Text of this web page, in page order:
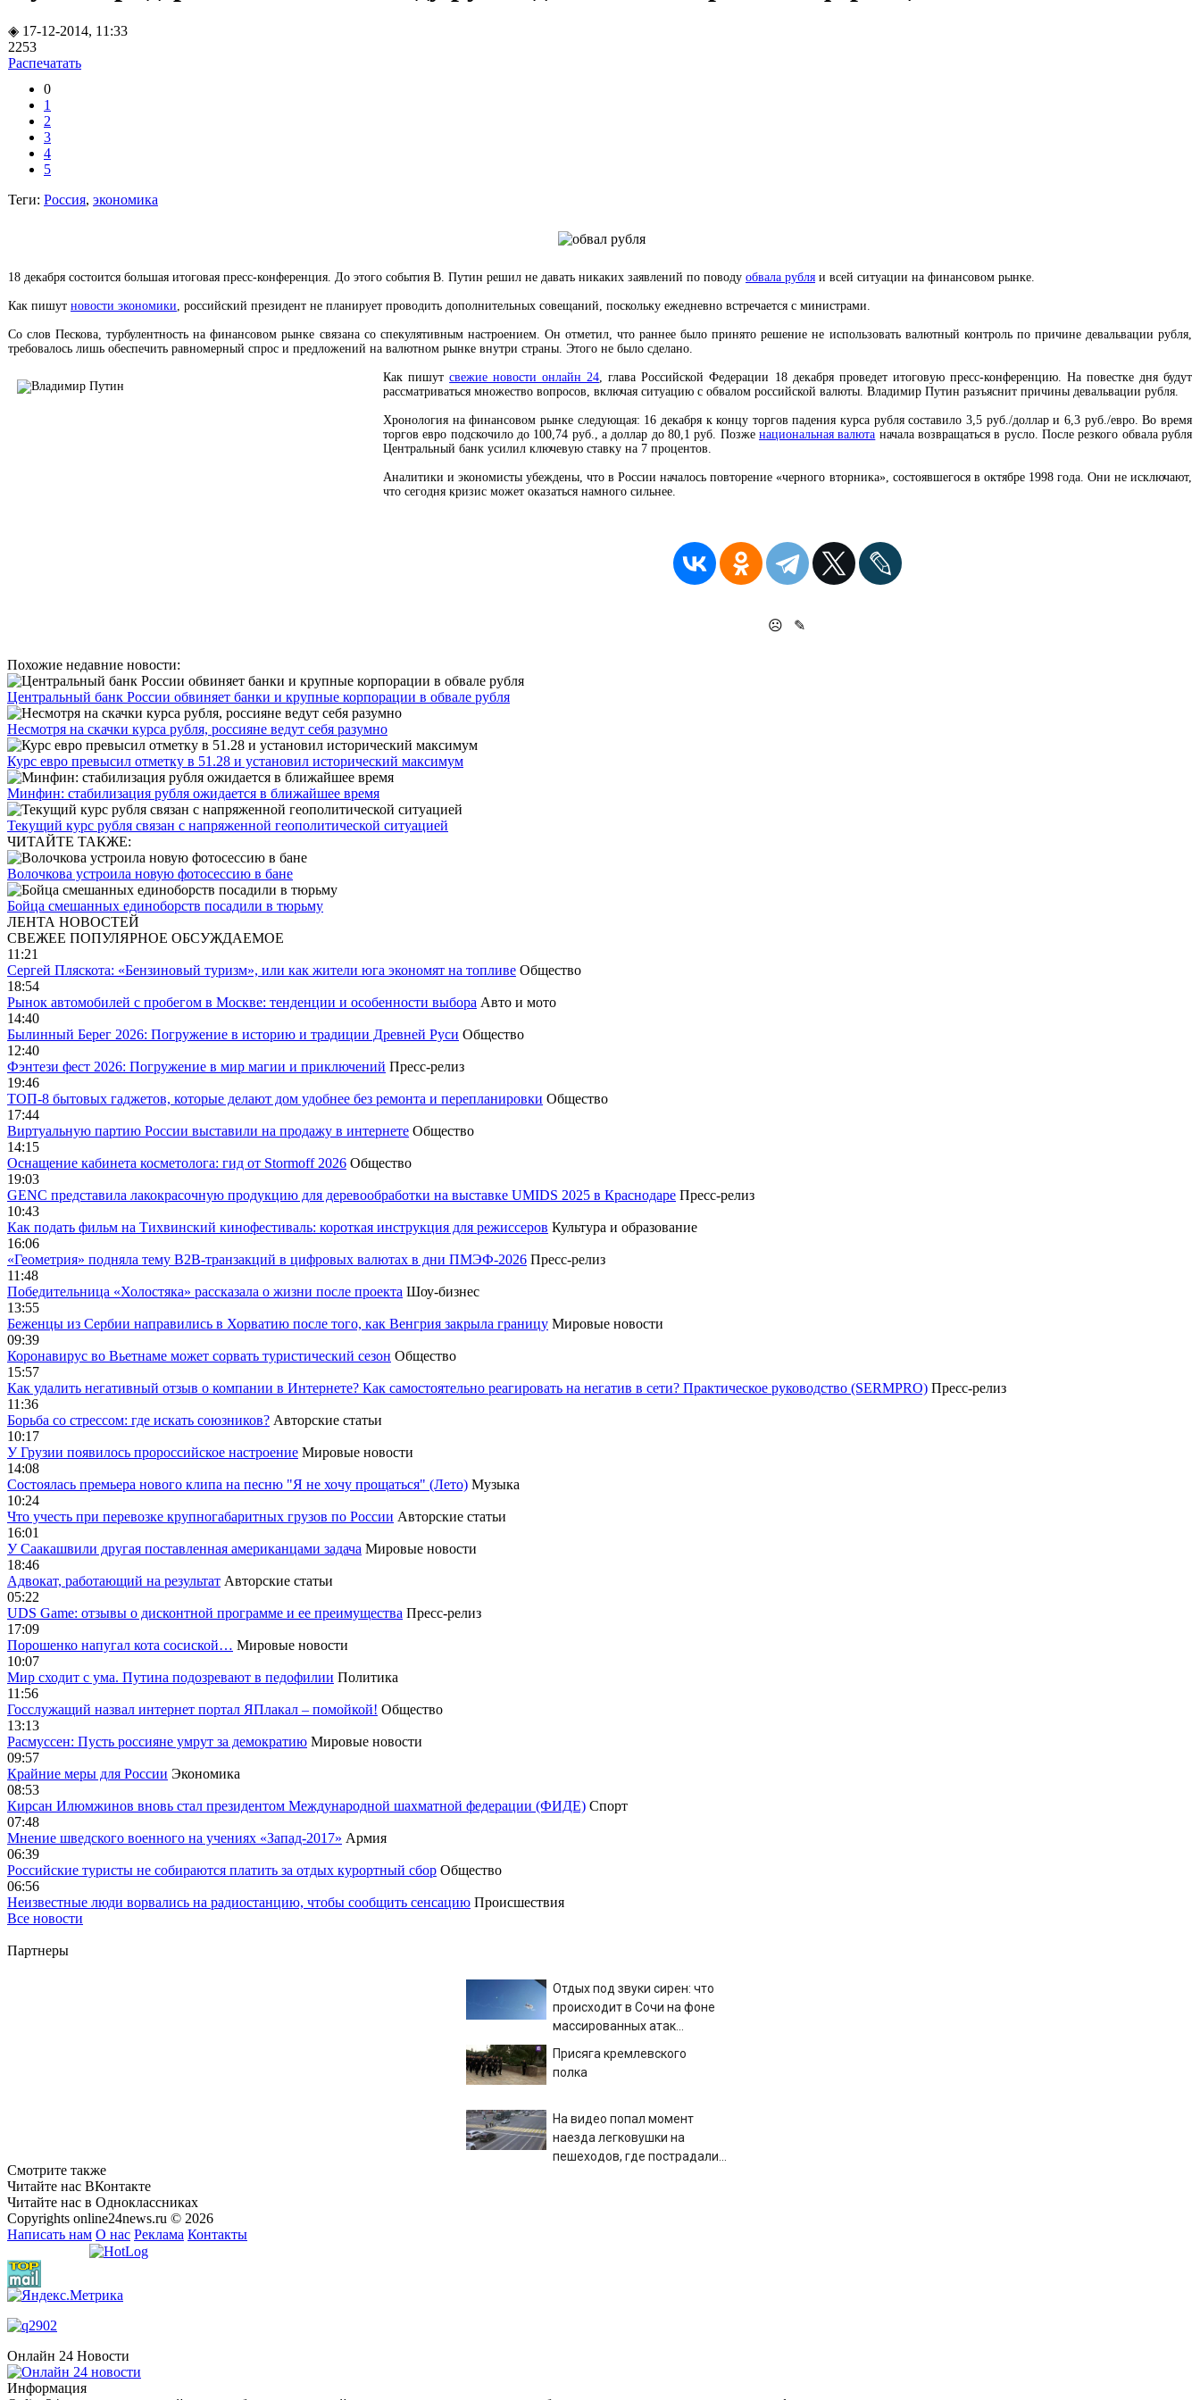
◈ 17-12-2014, 11:33
2253
Распечатать
0
1
2
3
4
5
Теги: Россия, экономика
18 декабря состоится большая итоговая пресс-конференция. До этого события В. Путин решил не давать никаких заявлений по поводу обвала рубля и всей ситуации на финансовом рынке.
Как пишут новости экономики , российский президент не планирует проводить дополнительных совещаний, поскольку ежедневно встречается с министрами.
Со слов Пескова, турбулентность на финансовом рынке связана со спекулятивным настроением. Он отметил, что раннее было принято решение не использовать валютный контроль по причине девальвации рубля,
требовалось лишь обеспечить равномерный спрос и предложений на валютном рынке внутри страны. Этого не было сделано.
Как пишутсвежие новости онлайн 24 , глава Российской Федерации 18 декабря проведет итоговую пресс-конференцию. На повестке дня будут
рассматриваться множество вопросов, включая ситуацию с обвалом российской валюты. Владимир Путин разъяснит причины девальвации рубля.
Хронология на финансовом рынке следующая: 16 декабря к концу торгов падения курса рубля составило 3,5 руб./доллар и 6,3 руб./евро. Во время
торгов евро подскочило до 100,74 руб., а доллар до 80,1 руб. Позже национальная валюта начала возвращаться в русло. После резкого обвала рубля
Центральный банк усилил ключевую ставку на 7 процентов.
Аналитики и экономисты убеждены, что в России началось повторение «черного вторника», состоявшегося в октябре 1998 года. Они не исключают,
что сегодня кризис может оказаться намного сильнее.
☹ ✎
Похожие недавние новости:
Центральный банк России обвиняет банки и крупные корпорации в обвале рубля
Несмотря на скачки курса рубля, россияне ведут себя разумно
Курс евро превысил отметку в 51.28 и установил исторический максимум
Минфин: стабилизация рубля ожидается в ближайшее время
Текущий курс рубля связан с напряженной геополитической ситуацией
ЧИТАЙТЕ ТАКЖЕ:
Волочкова устроила новую фотосессию в бане
Бойца смешанных единоборств посадили в тюрьму
ЛЕНТА НОВОСТЕЙ
СВЕЖЕЕ ПОПУЛЯРНОЕ ОБСУЖДАЕМОЕ
11:21
Сергей Пляскота: «Бензиновый туризм», или как жители юга экономят на топливе Общество
18:54
Рынок автомобилей с пробегом в Москве: тенденции и особенности выбора Авто и мото
14:40
Былинный Берег 2026: Погружение в историю и традиции Древней Руси Общество
12:40
Фэнтези фест 2026: Погружение в мир магии и приключений Пресс-релиз
19:46
ТОП-8 бытовых гаджетов, которые делают дом удобнее без ремонта и перепланировки Общество
17:44
Виртуальную партию России выставили на продажу в интернете Общество
14:15
Оснащение кабинета косметолога: гид от Stormoff 2026 Общество
19:03
GENC представила лакокрасочную продукцию для деревообработки на выставке UMIDS 2025 в Краснодаре Пресс-релиз
10:43
Как подать фильм на Тихвинский кинофестиваль: короткая инструкция для режиссеров Культура и образование
16:06
«Геометрия» подняла тему B2B-транзакций в цифровых валютах в дни ПМЭФ-2026 Пресс-релиз
11:48
Победительница «Холостяка» рассказала о жизни после проекта Шоу-бизнес
13:55
Беженцы из Сербии направились в Хорватию после того, как Венгрия закрыла границу Мировые новости
09:39
Коронавирус во Вьетнаме может сорвать туристический сезон Общество
15:57
Как удалить негативный отзыв о компании в Интернете? Как самостоятельно реагировать на негатив в сети? Практическое руководство (SERMPRO) Пресс-релиз
11:36
Борьба со стрессом: где искать союзников? Авторские статьи
10:17
У Грузии появилось пророссийское настроение Мировые новости
14:08
Cостоялась премьера нового клипа на песню "Я не хочу прощаться" (Лето) Музыка
10:24
Что учесть при перевозке крупногабаритных грузов по России Авторские статьи
16:01
У Саакашвили другая поставленная американцами задача Мировые новости
18:46
Адвокат, работающий на результат Авторские статьи
05:22
UDS Game: отзывы о дисконтной программе и ее преимущества Пресс-релиз
17:09
Порошенко напугал кота сосиской… Мировые новости
10:07
Мир сходит с ума. Путина подозревают в педофилии Политика
11:56
Госслужащий назвал интернет портал ЯПлакал – помойкой! Общество
13:13
Расмуссен: Пусть россияне умрут за демократию Мировые новости
09:57
Крайние меры для России Экономика
08:53
Кирсан Илюмжинов вновь стал президентом Международной шахматной федерации (ФИДЕ) Спорт
07:48
Мнение шведского военного на учениях «Запад-2017» Армия
06:39
Российские туристы не собираются платить за отдых курортный сбор Общество
06:56
Неизвестные люди ворвались на радиостанцию, чтобы сообщить сенсацию Происшествия
Все новости
Партнеры
Отдых под звуки сирен: что
происходит в Сочи на фоне
массированных атак
Присяга кремлевского
полка
На видео попал момент
наезда легковушки на
пешеходов, где пострадали
Смотрите также
Читайте нас ВКонтакте
Читайте нас в Одноклассниках
Copyrights online24news.ru © 2026
Написать нам О нас Реклама Контакты
Онлайн 24 Новости
Информация